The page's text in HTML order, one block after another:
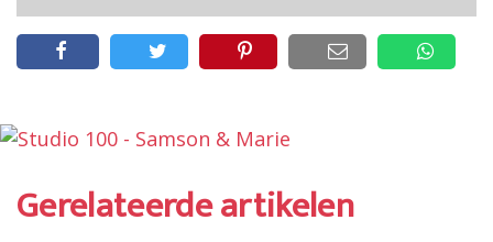
Gerelateerde artikelen